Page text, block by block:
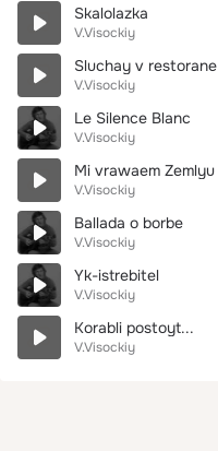
Skalolazka
V.Visockiy
Sluchay v restorane
V.Visockiy
Le Silence Blanc
V.Visockiy
Mi vrawaem Zemlyu
V.Visockiy
Ballada o borbe
V.Visockiy
Yk-istrebitel
V.Visockiy
Korabli postoyt...
V.Visockiy